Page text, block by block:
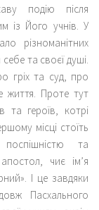
подію після
із Його учнів. У
різноманітних
та своєї душі.
гріх та суд, про
життя. Проте тут
та героїв, котрі
місці стоїть
та
чиє ім’я
І це завдяки
Пасхального